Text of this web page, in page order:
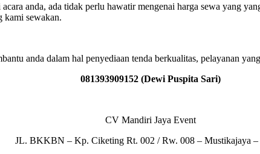
anda, ada tidak perlu hawatir mengenai harga sewa yang
kami sewakan.
anda dalam hal penyediaan tenda berkualitas, pelayanan
081393909152 (Dewi Puspita Sari)
CV Mandiri Jaya Event
JL. BKKBN – Kp. Ciketing Rt. 002 / Rw. 008 – Mustikajaya –